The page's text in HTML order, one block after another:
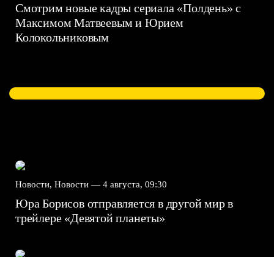
Смотрим новые кадры сериала «Полдень» с
Максимом Матвеевым и Юрием
Колокольниковым
Новости, Новости — 4 августа, 09:30
Юра Борисов отправляется в другой мир в
трейлере «Девятой планеты»